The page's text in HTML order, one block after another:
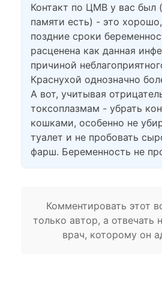
Контакт по ЦМВ у вас был
памяти есть) - это
поздние сроки
расценена как данная
причиной
Краснухой однозначно
А вот, учитывая
токсоплазмам - убрать
кошками, особенно не
туалет и не пробовать
фарш. Беременность не
Комментировать этот
только автор, а отвечать
врач, которому он